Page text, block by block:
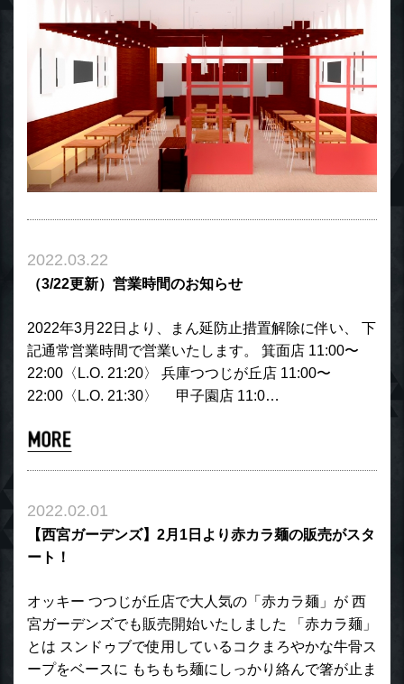
2022.03.22
（3/22更新）営業時間のお知らせ
2022年3月22日より、まん延防止措置解除に伴い、 下
記通常営業時間で営業いたします。 箕面店 11:00〜
22:00〈L.O. 21:20〉 兵庫つつじが丘店 11:00〜
22:00〈L.O. 21:30〉 甲子園店 11:0…
2022.02.01
【西宮ガーデンズ】2月1日より赤カラ麺の販売がスタ
ート！
オッキー つつじが丘店で大人気の「赤カラ麺」が 西
宮ガーデンズでも販売開始いたしました 「赤カラ麺」
とは スンドゥブで使用しているコクまろやかな牛骨ス
ープをベースに もちもち麺にしっかり絡んで箸が止ま